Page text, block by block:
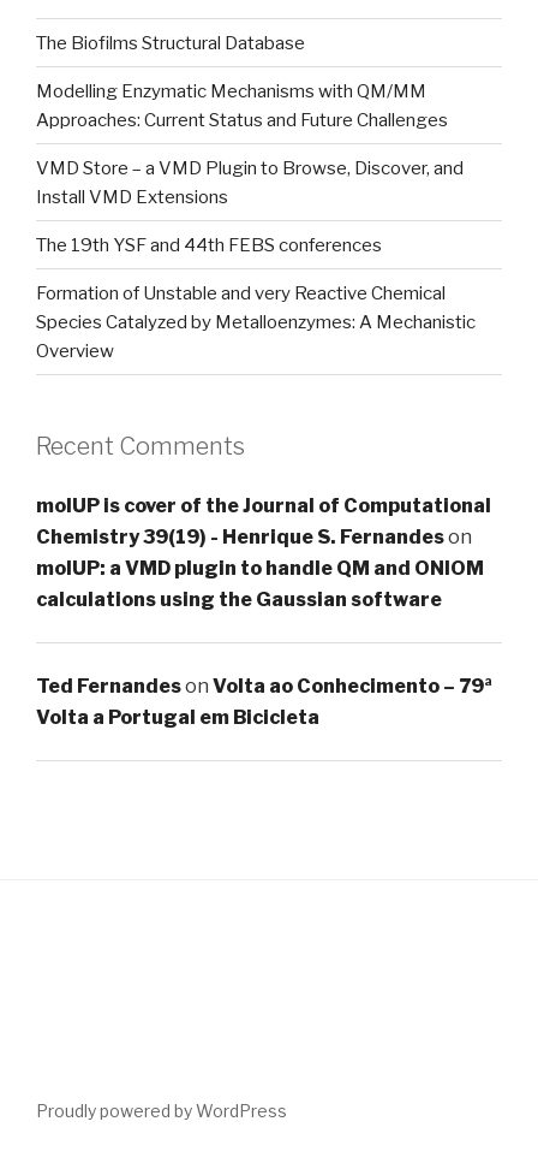
The Biofilms Structural Database
Modelling Enzymatic Mechanisms with QM/MM
Approaches: Current Status and Future Challenges
VMD Store – a VMD Plugin to Browse, Discover, and
Install VMD Extensions
The 19th YSF and 44th FEBS conferences
Formation of Unstable and very Reactive Chemical
Species Catalyzed by Metalloenzymes: A Mechanistic
Overview
Recent Comments
molUP is cover of the Journal of Computational
Chemistry 39(19) - Henrique S. Fernandeson
molUP: a VMD plugin to handle QM and ONIOM
calculations using the Gaussian software
Ted Fernandeson Volta ao Conhecimento – 79ª
Volta a Portugal em Bicicleta
Proudly powered by WordPress